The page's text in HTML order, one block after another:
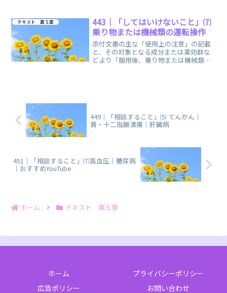
テキスト 第５章
443｜「してはいけないこと」⑺
乗り物または機械類の運転操作
添付文書の主な「使用上の注意」の記載
と、その対象となる成分または薬効群な
どより「服用後、乗り物または機械類の
449｜「相談すること」⑸ てんかん｜
胃・十二指腸潰瘍｜肝臓病
451｜「相談すること」⑺高血圧｜糖尿病
｜おすすめYouTube
ホーム テキスト 第５章
ホーム
プライバシーポリシー
広告ポリシー
お問い合わせ